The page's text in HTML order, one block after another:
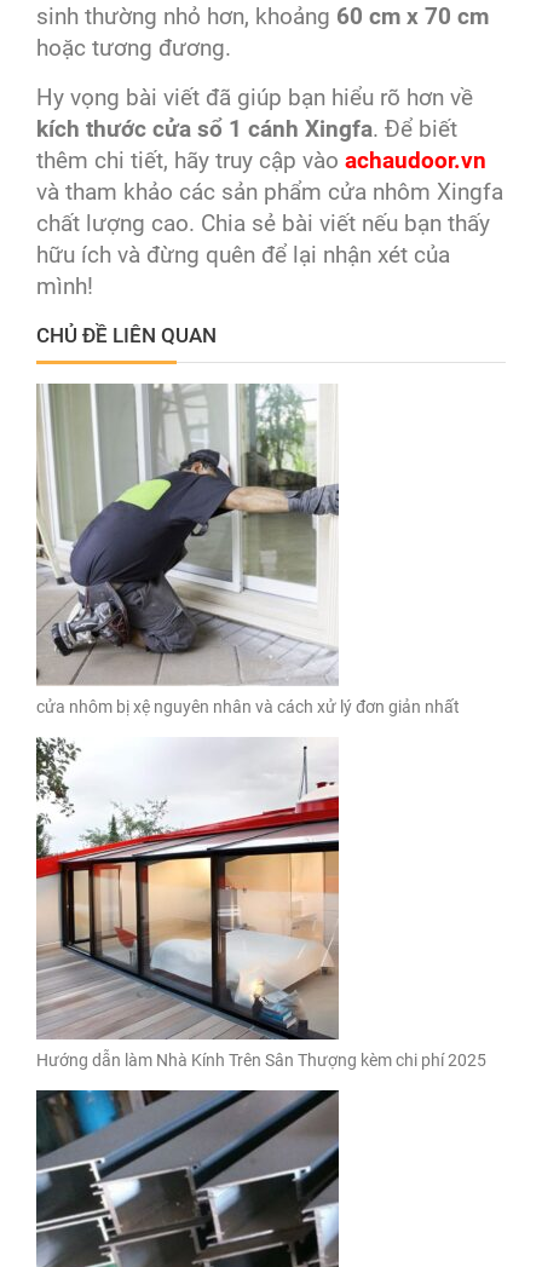
sinh thường nhỏ hơn, khoảng 60 cm x 70 cm
hoặc tương đương.
Hy vọng bài viết đã giúp bạn hiểu rõ hơn về
kích thước cửa sổ 1 cánh Xingfa. Để biết
thêm chi tiết, hãy truy cập vào achaudoor.vn
và tham khảo các sản phẩm cửa nhôm Xingfa
chất lượng cao. Chia sẻ bài viết nếu bạn thấy
hữu ích và đừng quên để lại nhận xét của
mình!
CHỦ ĐỀ LIÊN QUAN
cửa nhôm bị xệ nguyên nhân và cách xử lý đơn giản nhất
Hướng dẫn làm Nhà Kính Trên Sân Thượng kèm chi phí 2025